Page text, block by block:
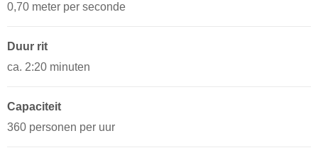
0,70 meter per seconde
Duur rit
ca. 2:20 minuten
Capaciteit
360 personen per uur